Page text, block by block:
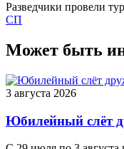
Разведчики провели
СП
Может быть
3 августа 2026
Юбилейный слёт